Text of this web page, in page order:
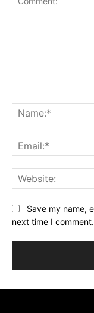
Save my name,
next time I comment.